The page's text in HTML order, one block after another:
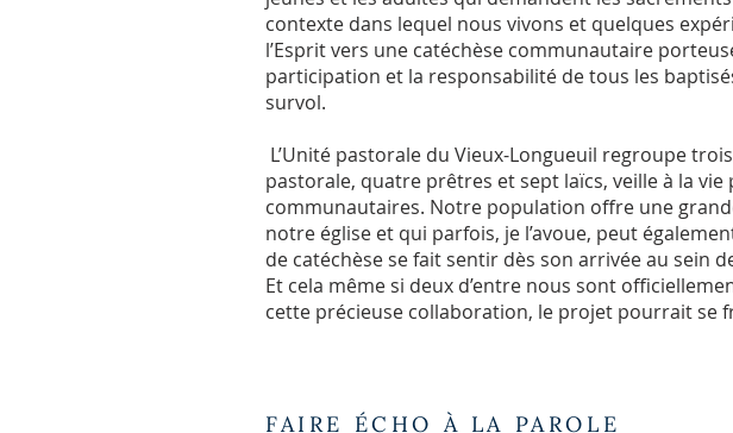
contexte dans lequel nous vivons et quelques
l’Esprit vers une catéchèse communautaire
participation et la responsabilité de tous les
survol.
L’Unité pastorale du Vieux-Longueuil regroupe
pastorale, quatre prêtres et sept laïcs, veille à la
communautaires. Notre population offre une
notre église et qui parfois, je l’avoue, peut
de catéchèse se fait sentir dès son arrivée au
Et cela même si deux d’entre nous sont
cette précieuse collaboration, le projet pourrait se
FAIRE ÉCHO À LA PAROLE